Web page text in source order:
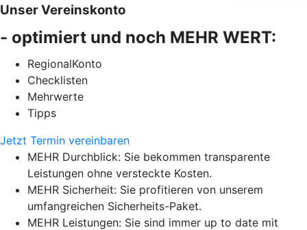
Unser Vereinskonto
- optimiert und noch MEHR WERT:
RegionalKonto
Checklisten
Mehrwerte
Tipps
Jetzt Termin vereinbaren
MEHR Durchblick: Sie bekommen transparente
Leistungen ohne versteckte Kosten.
MEHR Sicherheit: Sie profitieren von unserem
umfangreichen Sicherheits-Paket.
MEHR Leistungen: Sie sind immer up to date mit